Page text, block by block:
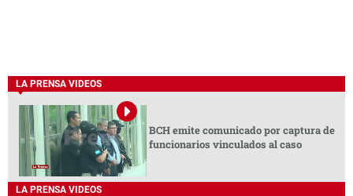
LA PRENSA VIDEOS
BCH emite comunicado por captura de
funcionarios vinculados al caso
LA PRENSA VIDEOS